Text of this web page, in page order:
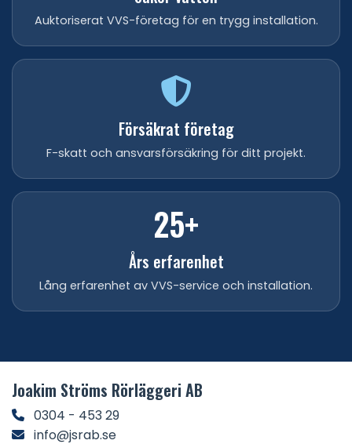
Auktoriserat VVS-företag för en trygg installation.
Försäkrat företag
F-skatt och ansvarsförsäkring för ditt projekt.
25+
Års erfarenhet
Lång erfarenhet av VVS-service och installation.
Joakim Ströms Rörläggeri AB
0304 - 453 29
info@jsrab.se